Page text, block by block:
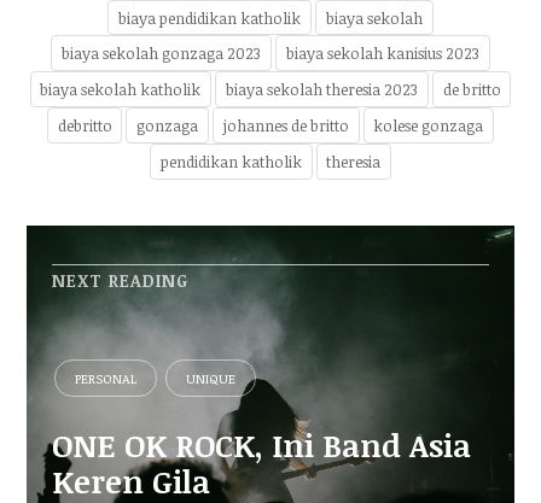
biaya pendidikan katholik
biaya sekolah
biaya sekolah gonzaga 2023
biaya sekolah kanisius 2023
biaya sekolah katholik
biaya sekolah theresia 2023
de britto
debritto
gonzaga johannes de britto
kolese gonzaga
pendidikan katholik
theresia
NEXT READING
PERSONAL UNIQUE
ONE OK ROCK, Ini Band Asia
Keren Gila